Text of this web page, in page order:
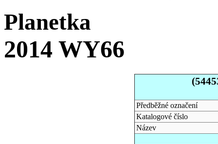
Planetka
2014 WY66
Předběžné označení
Katalogové číslo
Název